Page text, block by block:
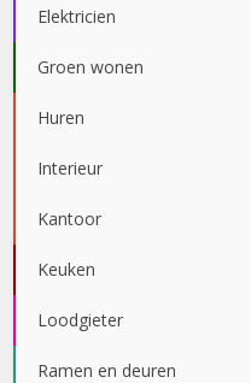
Elektricien
Groen wonen
Huren
Interieur
Kantoor
Keuken
Loodgieter
Ramen en deuren